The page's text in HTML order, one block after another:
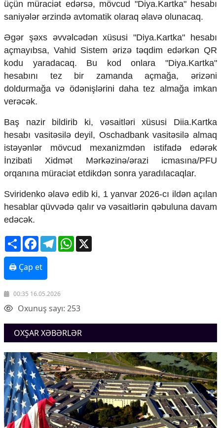
Zəfər - 5
Gənclər və İdman
Hadisə
Sağlamlıq
Sosium
Mənəvi dəyərlər
Texnologiya
Mətbuat-150
Missiyamız
üçün müraciət edərsə, mövcud "Diya.Kartka" hesabı
saniyələr ərzində avtomatik olaraq əlavə olunacaq.
Əgər şəxs əvvəlcədən xüsusi "Diya.Kartka" hesabı
açmayıbsa, Vahid Sistem ərizə təqdim edərkən QR
kodu yaradacaq. Bu kod onlara "Diya.Kartka"
hesabını tez bir zamanda açmağa, ərizəni
doldurmağa və ödənişlərini daha tez almağa imkan
verəcək.
Baş nazir bildirib ki, vəsaitləri xüsusi Diia.Kartka
hesabı vasitəsilə deyil, Oschadbank vasitəsilə almaq
istəyənlər mövcud mexanizmdən istifadə edərək
İnzibati Xidmət Mərkəzinə/ərazi icmasına/PFU
orqanına müraciət etdikdən sonra yaradılacaqlar.
Sviridenko əlavə edib ki, 1 yanvar 2026-cı ildən açılan
hesablar qüvvədə qalır və vəsaitlərin qəbuluna davam
edəcək.
ShareFacebookTelegramWhatsApp
🖨 Çap et
00:35 16.05.2026
Oxunuş sayı: 253
OXŞAR XƏBƏRLƏR